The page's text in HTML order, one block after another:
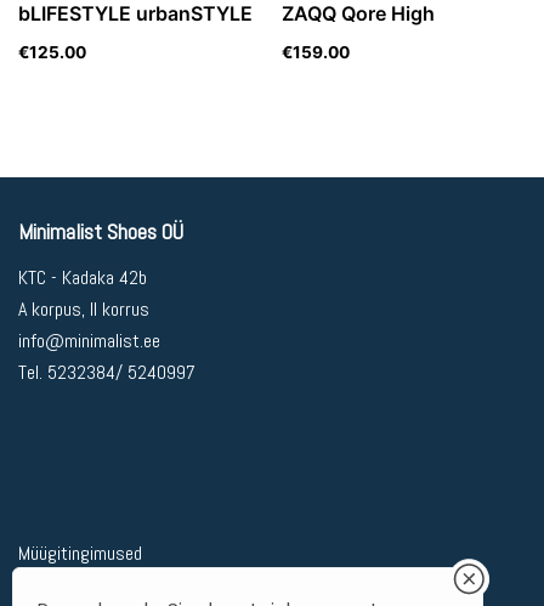
bLIFESTYLE urbanSTYLE
€125.00
ZAQQ Qore High
€159.00
Minimalist Shoes OÜ
KTC - Kadaka 42b
A korpus, II korrus
info@minimalist.ee
Tel. 5232384/ 5240997
Müügitingimused